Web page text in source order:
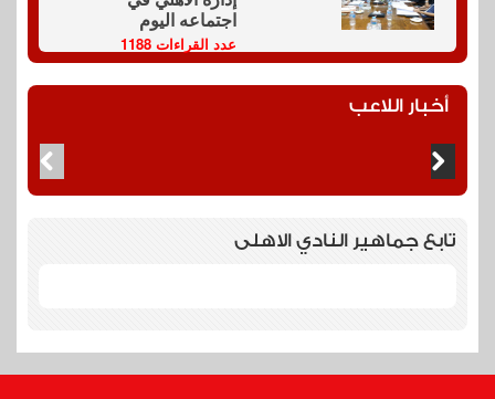
اجتماعه اليوم
عدد القراءات 1188
أخبار اللاعب
تابع جماهير النادي الاهلى